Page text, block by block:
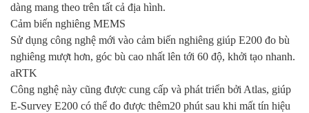
dàng mang theo trên tất cả địa hình.
Cảm biến nghiêng MEMS
Sử dụng công nghệ mới vào cảm biến nghiêng giúp E200 đo bù
nghiêng mượt hơn, góc bù cao nhất lên tới 60 độ, khởi tạo nhanh.
aRTK
Công nghệ này cũng được cung cấp và phát triển bởi Atlas, giúp
E-Survey E200 có thể đo được thêm20 phút sau khi mất tín hiệu